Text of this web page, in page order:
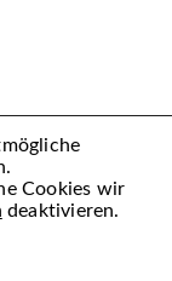
Cookies wir
deaktivieren.